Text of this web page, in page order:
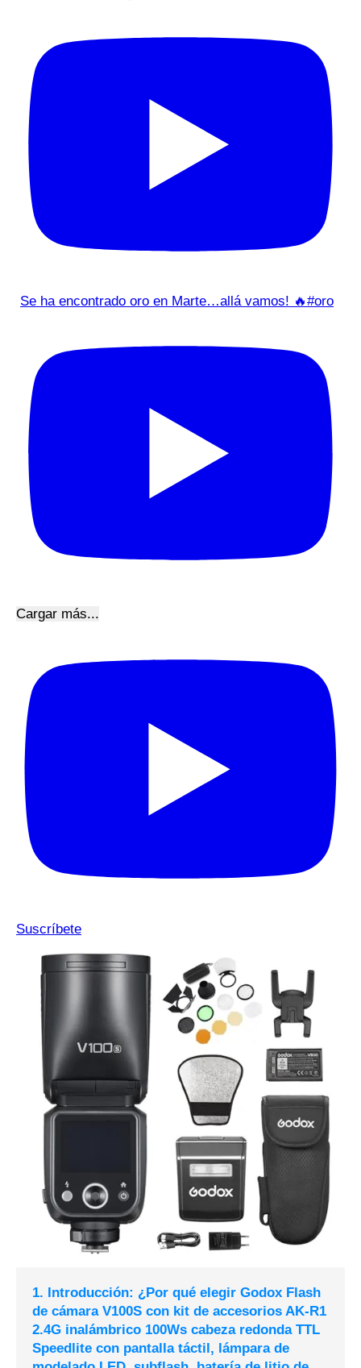
Se ha encontrado oro en Marte…allá vamos! 🔥#oro
Cargar más...
Suscríbete
1. Introducción: ¿Por qué elegir Godox Flash
de cámara V100S con kit de accesorios AK-R1
2.4G inalámbrico 100Ws cabeza redonda TTL
Speedlite con pantalla táctil, lámpara de